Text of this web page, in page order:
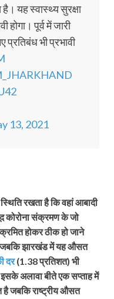
यह स्वास्थ्य सुरक्षा
पूर्व में जारी
भी प्रभावी
13, 2021
रखता है कि वहां आबादी
कोरोना संक्रमण के जो
होकर ठीक हो जाने
जबकि झारखंड में यह औसत
दर(1.38 प्रतिशत) भी
अलावा बीते एक सप्‍ताह में
है जबकि राष्‍ट्रीय औसत